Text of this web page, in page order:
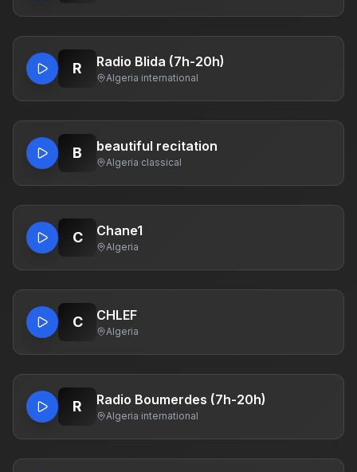
R Radio Blida (7h-20h)
Algeria·international
B beautiful recitation
Algeria·classical
C Chane1
Algeria
C CHLEF
Algeria
R Radio Boumerdes (7h-20h)
Algeria·international